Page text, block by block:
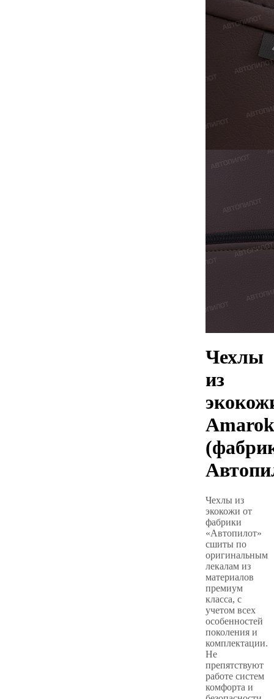
Чехлы
из
Amarok
Чехлы из
экокожи от
фабрики
«Автопилот»
сшиты по
оригинальным
лекалам из
материалов
премиум
класса, с
учетом всех
особенностей
поколения и
комплектации.
Не
препятствуют
работе систем
комфорта и